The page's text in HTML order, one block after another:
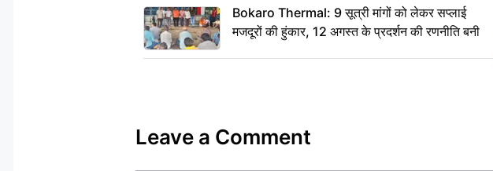
Bokaro Thermal: 9 सूत्री मांगों को लेकर सप्लाई
मजदूरों की हुंकार, 12 अगस्त के प्रदर्शन की रणनीति बनी
Leave a Comment